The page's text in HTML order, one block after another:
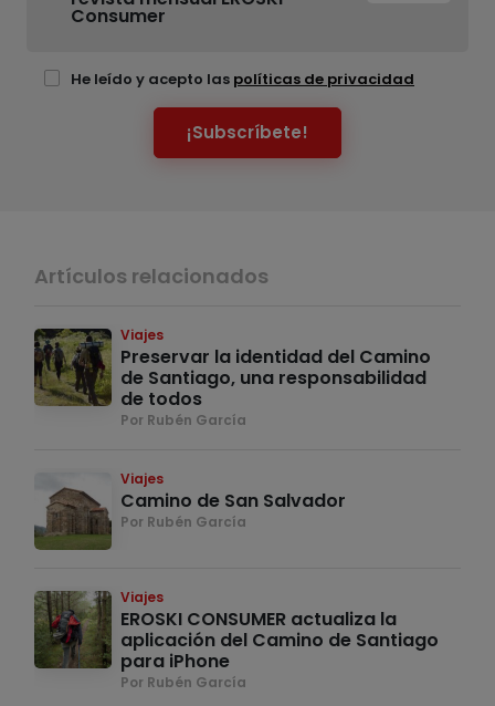
Consumer
He leído y acepto las políticas de privacidad
¡Subscríbete!
Artículos relacionados
Viajes
Preservar la identidad del Camino
de Santiago, una responsabilidad
de todos
Por Rubén García
Viajes
Camino de San Salvador
Por Rubén García
Viajes
EROSKI CONSUMER actualiza la
aplicación del Camino de Santiago
para iPhone
Por Rubén García